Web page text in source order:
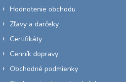
Hodnotenie obchodu
Zľavy a darčeky
Certifikáty
Cenník dopravy
Obchodné podmienky